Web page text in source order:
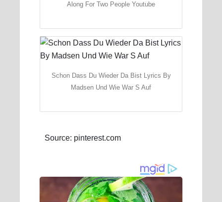
Along For Two People Youtube
Schon Dass Du Wieder Da Bist Lyrics By
Madsen Und Wie War S Auf
Source: pinterest.com